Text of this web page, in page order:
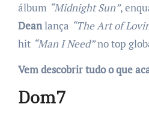
álbum “Midnight Sun”,
Deanlança “The Art of
hit “Man I Need”no top
Vem descobrir tudo o que
Dom7